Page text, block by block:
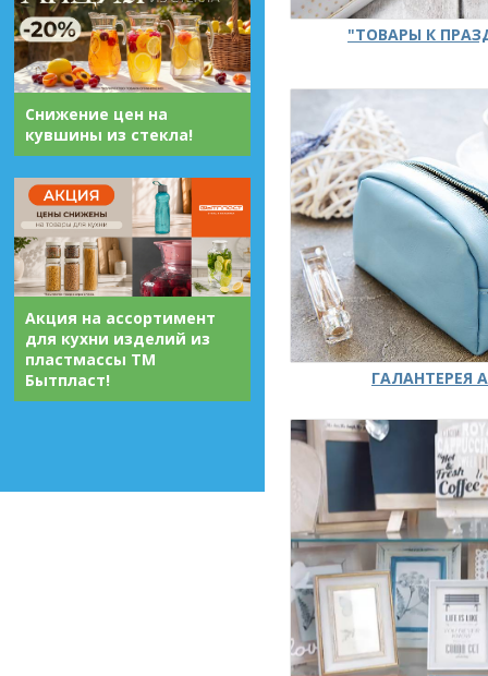
Снижение цен на
кувшины из стекла!
Акция на ассортимент
для кухни изделий из
пластмассы ТМ
Бытпласт!
"ТОВАРЫ К
ГАЛАНТЕРЕЯ